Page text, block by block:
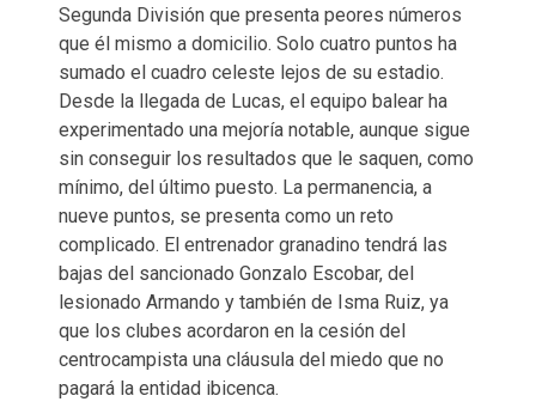
Segunda División que presenta peores números
que él mismo a domicilio. Solo cuatro puntos ha
sumado el cuadro celeste lejos de su estadio.
Desde la llegada de Lucas, el equipo balear ha
experimentado una mejoría notable, aunque sigue
sin conseguir los resultados que le saquen, como
mínimo, del último puesto. La permanencia, a
nueve puntos, se presenta como un reto
complicado. El entrenador granadino tendrá las
bajas del sancionado Gonzalo Escobar, del
lesionado Armando y también de Isma Ruiz, ya
que los clubes acordaron en la cesión del
centrocampista una cláusula del miedo que no
pagará la entidad ibicenca.